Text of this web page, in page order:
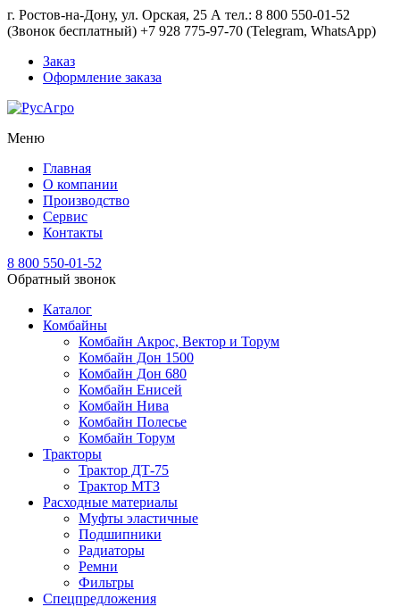
г. Ростов-на-Дону, ул. Орская, 25 А тел.: 8 800 550-01-52
(Звонок бесплатный) +7 928 775-97-70 (Telegram, WhatsApp)
Заказ
Оформление заказа
Меню
Главная
О компании
Производство
Сервис
Контакты
8 800 550-01-52
Обратный звонок
Каталог
Комбайны
Комбайн Акрос, Вектор и Торум
Комбайн Дон 1500
Комбайн Дон 680
Комбайн Енисей
Комбайн Нива
Комбайн Полесье
Комбайн Торум
Тракторы
Трактор ДТ-75
Трактор МТЗ
Расходные материалы
Муфты эластичные
Подшипники
Радиаторы
Ремни
Фильтры
Спецпредложения